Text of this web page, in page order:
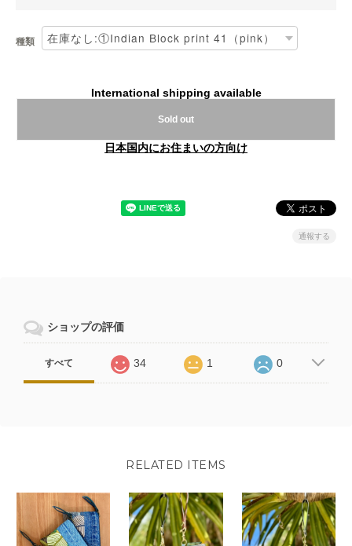
種類
International shipping available
Sold out
日本国内にお住まいの方向け
通報する
ショップの評価
すべて 34 1 0
RELATED ITEMS